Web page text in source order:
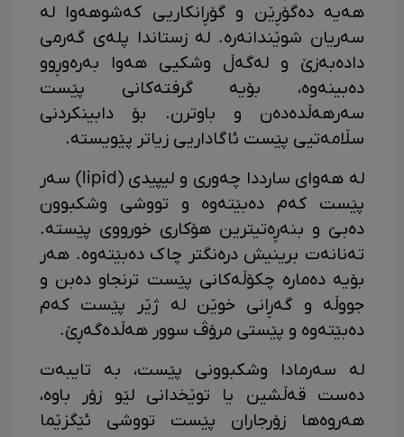
هەیە دەگۆڕێن و گۆڕانکاریی کەشوهەوا لە
سەریان شوێندانەرە. لە زستاندا پلەی گەرمی
دادەبەزێ و لەگەڵ وشکیی هەوا بەرەوڕوو
دەبینەوە، بۆیە گرفتەکانی پێست
سەرهەڵدەدەن و باوترن. بۆ دابینکردنی
سڵامەتیی پێست ئاگاداریی زیاتر پێویستە.
لە هەوای سارددا چەوری و لیپیدی (lipid) سەر
پێست کەم دەبێتەوە و تووشی وشکبوون
دەبێ و بنەڕەتیترین هۆکاری خورووی پێستە.
تەنانەت برینیش درەنگتر چاک دەبێتەوە. هەر
بۆیە دەمارە چکۆڵەکانی پێست ترنجاو دەبن و
جووڵە و گەڕانی خوێن لە ژێر پێست کەم
دەبێتەوە و پێستی مرۆڤ سوور هەڵدەگەڕێ.
لە سەرمادا وشکبوونی پێست، بە تایبەت
دەست قەڵشین یا توێخدانی لێو زۆر باوە،
هەروەها زۆرجاران پێست تووشی ئێگزێما